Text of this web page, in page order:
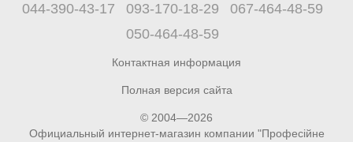
044-390-43-17 093-170-18-29
067-464-48-59
050-464-48-59
Контактная информация
Полная версия сайта
© 2004—2026
Официальный интернет-магазин компании "Професійне